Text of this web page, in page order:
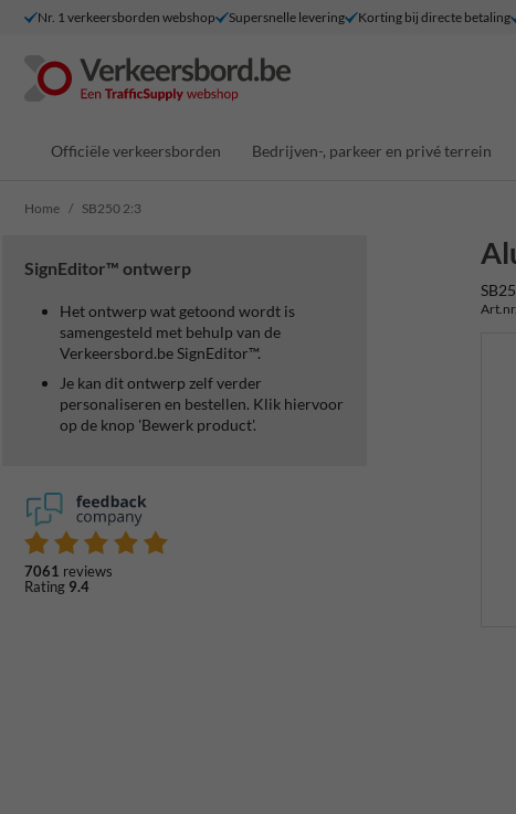
Nr. 1 verkeersborden webshop Supersnelle levering Korting bij directe betaling
Officiële verkeersborden Bedrijven-, parkeer en privé terrein
Home SB250 2:3
SignEditor™ ontwerp
Het ontwerp wat getoond wordt is
samengesteld met behulp van de
Verkeersbord.be SignEditor™.
Je kan dit ontwerp zelf verder
personaliseren en bestellen. Klik hiervoor
op de knop 'Bewerk product'.
7061 reviews
Rating 9.4